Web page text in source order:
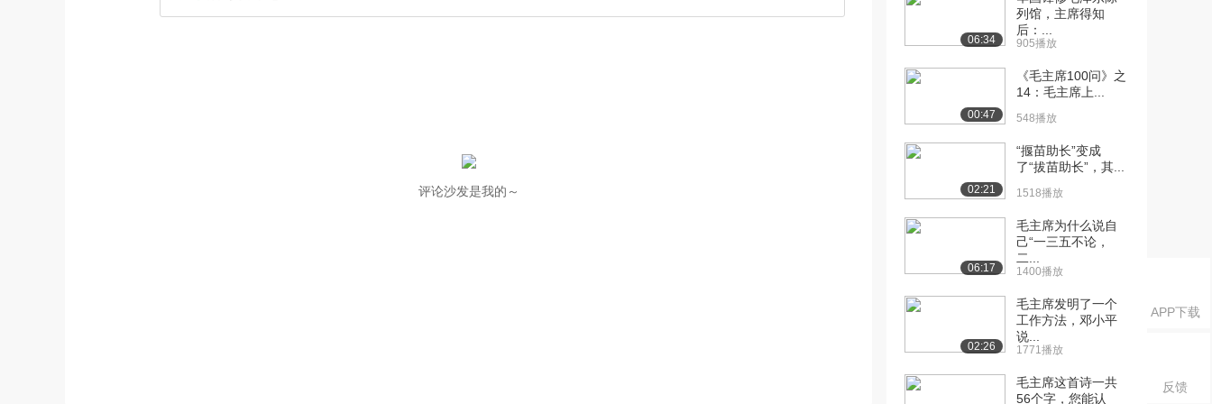
APP下载
反馈
评论沙发是我的～
06:34
列馆，主席得知
后：...
905播放
00:47
《毛主席100问》之
14：毛主席上...
548播放
02:21
“揠苗助长”变成
了“拔苗助长”，其...
1518播放
06:17
毛主席为什么说自
己“一三五不论，
二...
1400播放
02:26
毛主席发明了一个
工作方法，邓小平
说...
1771播放
毛主席这首诗一共
56个字，您能认